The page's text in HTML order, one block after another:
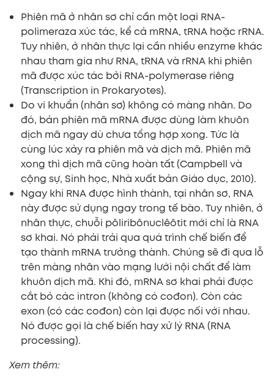
Phiên mã ở nhân sơ chỉ cần một loại RNA-
polimeraza xúc tác, kể cả mRNA, tRNA hoặc rRNA.
Tuy nhiên, ở nhân thực lại cần nhiều enzyme khác
nhau tham gia như RNA, tRNA và rRNA khi phiên
mã được xúc tác bởi RNA-polymerase riêng
(Transcription in Prokaryotes).
Do vi khuẩn (nhân sơ) không có màng nhân. Do
đó, bản phiên mã mRNA được dùng làm khuôn
dịch mã ngay dù chưa tổng hợp xong. Tức là
cùng lúc xảy ra phiên mã và dịch mã. Phiên mã
xong thì dịch mã cũng hoàn tất (Campbell và
cộng sự, Sinh học, Nhà xuất bản Giáo dục, 2010).
Ngay khi RNA được hình thành, tại nhân sơ, RNA
này được sử dụng ngay trong tế bào. Tuy nhiên, ở
nhân thực, chuỗi pôliribônuclêôtit mới chỉ là RNA
sơ khai. Nó phải trải qua quá trình chế biến để
tạo thành mRNA trưởng thành. Chúng sẽ đi qua lỗ
trên màng nhân vào mạng lưới nội chất để làm
khuôn dịch mã. Khi đó, mRNA sơ khai phải được
cắt bỏ các intron (không có cođon). Còn các
exon (có các cođon) còn lại được nối với nhau.
Nó được gọi là chế biến hay xử lý RNA (RNA
processing).
Xem thêm: